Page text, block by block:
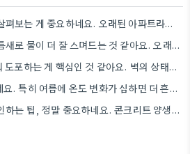
바닥 줄눈 상태를 꼼꼼히 살펴보는 게 중요하네요. 오래된 아파트라면 줄눈부터 망가지기 쉬울 것 같아요.
특히 겨울철 습도 때문에 틈새로 물이 더 잘 스며드는 것 같아요. 오래된 건물일수록 이런 부분에…
고압 세척 후 프라이머 2회 도포하는 게 핵심인 것 같아요. 벽의 상태에 따라 흡수율이 달라지니까,…
균열 문제 때문에 걱정이네요. 특히 여름에 온도 변화가 심하면 더 흔할 텐데, 시공 전에 충분한…
고압세척 후 습윤 상태 확인하는 팁, 정말 중요하네요. 콘크리트 양생 기간도 꼼꼼히 확인해야 하는 것…